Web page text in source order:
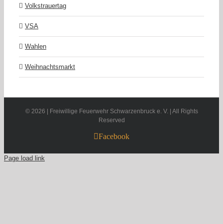
Volkstrauertag
VSA
Wahlen
Weihnachtsmarkt
© 2026 | Freiwillige Feuerwehr Schwarzenbruck e. V. | All Rights
Reserved
Facebook
Page load link